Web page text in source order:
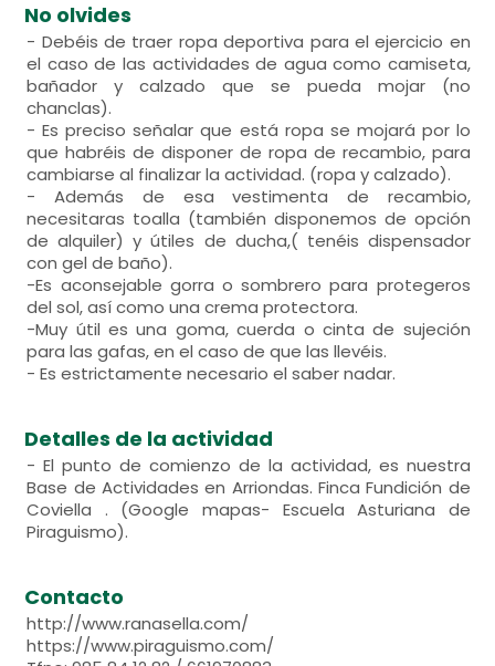
No olvides
- Debéis de traer ropa deportiva para el ejercicio en
el caso de las actividades de agua como camiseta,
bañador y calzado que se pueda mojar (no
chanclas).
- Es preciso señalar que está ropa se mojará por lo
que habréis de disponer de ropa de recambio, para
cambiarse al finalizar la actividad. (ropa y calzado).
- Además de esa vestimenta de recambio,
necesitaras toalla (también disponemos de opción
de alquiler) y útiles de ducha,( tenéis dispensador
con gel de baño).
-Es aconsejable gorra o sombrero para protegeros
del sol, así como una crema protectora.
-Muy útil es una goma, cuerda o cinta de sujeción
para las gafas, en el caso de que las llevéis.
- Es estrictamente necesario el saber nadar.
Detalles de la actividad
- El punto de comienzo de la actividad, es nuestra
Base de Actividades en Arriondas. Finca Fundición de
Coviella . (Google mapas- Escuela Asturiana de
Piraguismo).
Contacto
http://www.ranasella.com/
https://www.piraguismo.com/